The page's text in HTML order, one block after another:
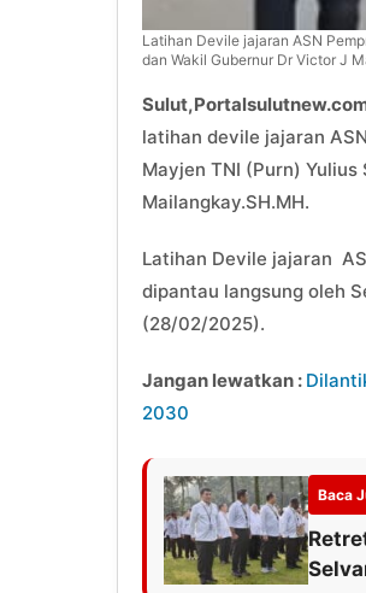
Latihan Devile jajaran ASN
dan Wakil Gubernur Dr Victor J
latihan devile jajaran
Mayjen TNI (Purn)
Mailangkay.SH.MH.
Latihan Devile jajaran
dipantau langsung oleh
(28/02/2025).
Jangan lewatkan :
2030
Baca